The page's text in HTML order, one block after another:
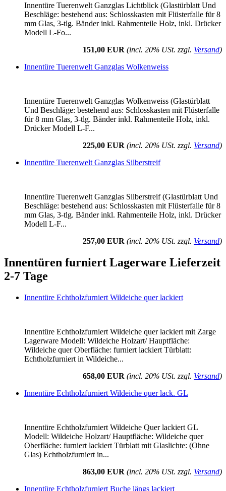
Innentüre Tuerenwelt Ganzglas Lichtblick (Glastürblatt Und
Beschläge: bestehend aus: Schlosskasten mit Flüsterfalle für 8
mm Glas, 3-tlg. Bänder inkl. Rahmenteile Holz, inkl. Drücker
Modell L-Fo...
151,00 EUR (incl. 20% USt. zzgl. Versand)
Innentüre Tuerenwelt Ganzglas Wolkenweiss
Innentüre Tuerenwelt Ganzglas Wolkenweiss (Glastürblatt
Und Beschläge: bestehend aus: Schlosskasten mit Flüsterfalle
für 8 mm Glas, 3-tlg. Bänder inkl. Rahmenteile Holz, inkl.
Drücker Modell L-F...
225,00 EUR (incl. 20% USt. zzgl. Versand)
Innentüre Tuerenwelt Ganzglas Silberstreif
Innentüre Tuerenwelt Ganzglas Silberstreif (Glastürblatt Und
Beschläge: bestehend aus: Schlosskasten mit Flüsterfalle für 8
mm Glas, 3-tlg. Bänder inkl. Rahmenteile Holz, inkl. Drücker
Modell L-F...
257,00 EUR (incl. 20% USt. zzgl. Versand)
Innentüren furniert Lagerware Lieferzeit
2-7 Tage
Innentüre Echtholzfurniert Wildeiche quer lackiert
Innentüre Echtholzfurniert Wildeiche quer lackiert mit Zarge
Lagerware Modell: Wildeiche Holzart/ Hauptfläche:
Wildeiche quer Oberfläche: furniert lackiert Türblatt:
Echtholzfurniert in Wildeiche...
658,00 EUR (incl. 20% USt. zzgl. Versand)
Innentüre Echtholzfurniert Wildeiche quer lack. GL
Innentüre Echtholzfurniert Wildeiche Quer lackiert GL
Modell: Wildeiche Holzart/ Hauptfläche: Wildeiche quer
Oberfläche: furniert lackiert Türblatt mit Glaslichte: (Ohne
Glas) Echtholzfurniert in...
863,00 EUR (incl. 20% USt. zzgl. Versand)
Innentüre Echtholzfurniert Buche längs lackiert